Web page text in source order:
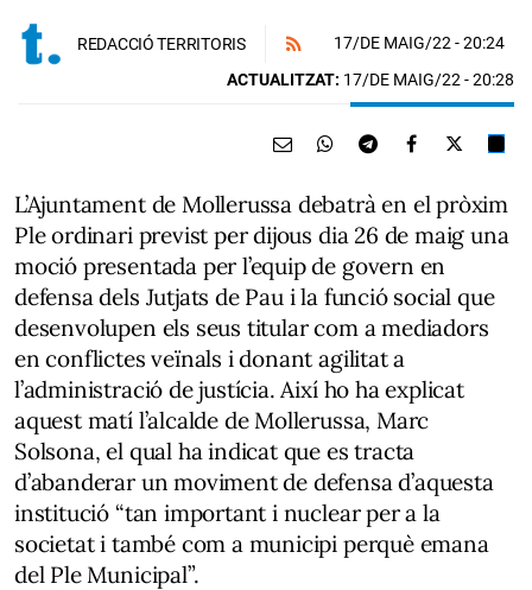
REDACCIÓ TERRITORIS 17/DE MAIG/22 - 20:24
ACTUALITZAT: 17/DE MAIG/22 - 20:28
L’Ajuntament de Mollerussa debatrà en el pròxim
Ple ordinari previst per dijous dia 26 de maig una
moció presentada per l’equip de govern en
defensa dels Jutjats de Pau i la funció social que
desenvolupen els seus titular com a mediadors
en conflictes veïnals i donant agilitat a
l’administració de justícia. Així ho ha explicat
aquest matí l’alcalde de Mollerussa, Marc
Solsona, el qual ha indicat que es tracta
d’abanderar un moviment de defensa d’aquesta
institució “tan important i nuclear per a la
societat i també com a municipi perquè emana
del Ple Municipal”.